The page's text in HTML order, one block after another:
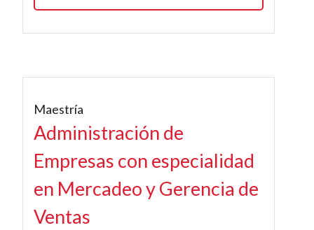
Maestría
Administración de
Empresas con especialidad
en Mercadeo y Gerencia de
Ventas